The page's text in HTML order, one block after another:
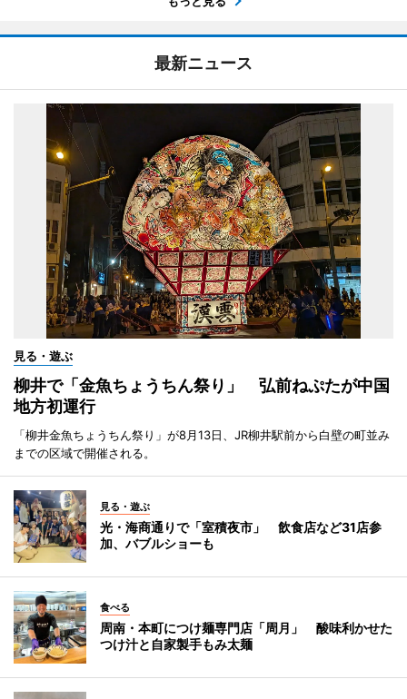
最新ニュース
見る・遊ぶ
柳井で「金魚ちょうちん祭り」 弘前ねぷたが中国
地方初運行
「柳井金魚ちょうちん祭り」が8月13日、JR柳井駅前から白壁の町並み
までの区域で開催される。
見る・遊ぶ
光・海商通りで「室積夜市」 飲食店など31店参
加、バブルショーも
食べる
周南・本町につけ麺専門店「周月」 酸味利かせた
つけ汁と自家製手もみ太麺